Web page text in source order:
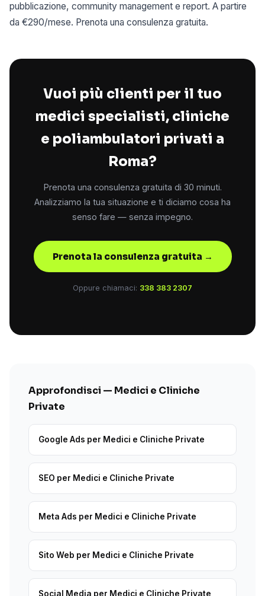
pubblicazione, community management e report. A partire
da €290/mese. Prenota una consulenza gratuita.
Vuoi più clienti per il tuo
medici specialisti, cliniche
e poliambulatori privati a
Roma?
Prenota una consulenza gratuita di 30 minuti.
Analizziamo la tua situazione e ti diciamo cosa ha
senso fare — senza impegno.
Prenota la consulenza gratuita →
Oppure chiamaci: 338 383 2307
Approfondisci — Medici e Cliniche
Private
Google Ads per Medici e Cliniche Private
SEO per Medici e Cliniche Private
Meta Ads per Medici e Cliniche Private
Sito Web per Medici e Cliniche Private
Social Media per Medici e Cliniche Private